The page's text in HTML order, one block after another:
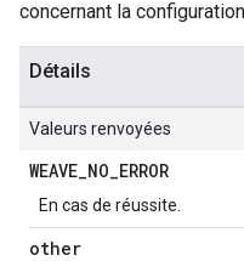
concernant la
Détails
Valeurs renvoyées
WEAVE_NO_ERROR
En cas de réussite.
other